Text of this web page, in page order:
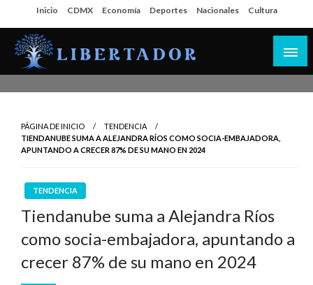
al
contenido
Inicio CDMX Economía Deportes Nacionales Cultura
PÁGINA DE INICIO
TENDENCIA
TIENDANUBE SUMA A ALEJANDRA RÍOS COMO SOCIA-EMBAJADORA,
APUNTANDO A CRECER 87% DE SU MANO EN 2024
TENDENCIA
Tiendanube suma a Alejandra Ríos
como socia-embajadora, apuntando a
crecer 87% de su mano en 2024